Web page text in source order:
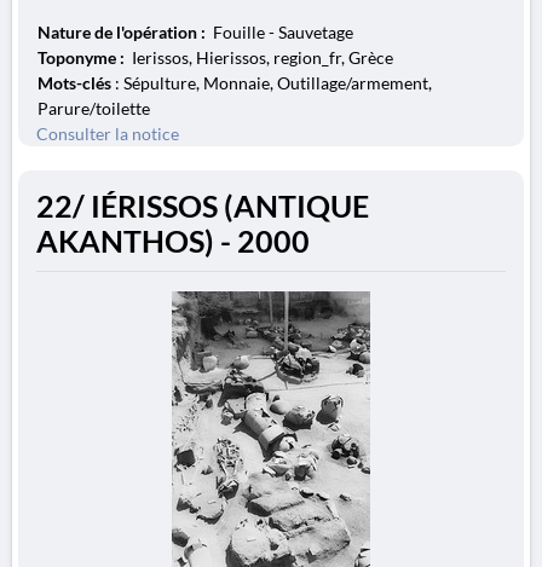
Nature de l'opération : Fouille - Sauvetage
Toponyme : Ierissos, Hierissos, region_fr, Grèce
Mots-clés : Sépulture, Monnaie, Outillage/armement,
Parure/toilette
Consulter la notice
22/ IÉRISSOS (ANTIQUE
AKANTHOS) - 2000